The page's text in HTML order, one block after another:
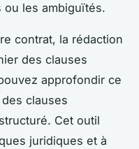
ou les ambiguïtés.
contrat, la rédaction
des clauses
approfondir ce
clauses
Cet outil
juridiques et à